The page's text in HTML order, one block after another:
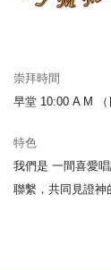
崇拜時間
早堂 10:00 A M （
特色
我們是 一間喜愛
聯繫，共同見證神